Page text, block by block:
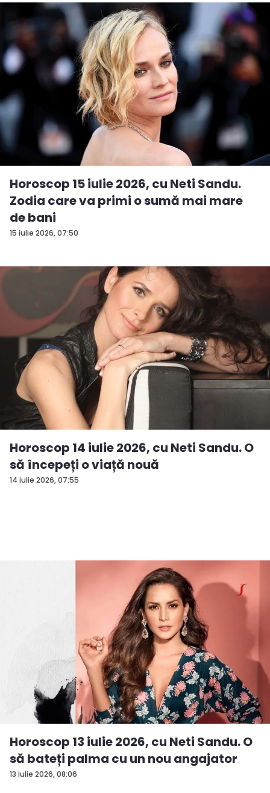
15 iulie 2026, 07:50
Horoscop 15 iulie 2026, cu Neti Sandu.
Zodia care va primi o sumă mai mare
de bani
14 iulie 2026, 07:55
Horoscop 14 iulie 2026, cu Neti Sandu. O
să începeți o viață nouă
13 iulie 2026, 08:06
Horoscop 13 iulie 2026, cu Neti Sandu. O
să bateți palma cu un nou angajator